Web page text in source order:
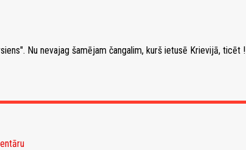
Nu nevajag šamējam čangalim, kurš ietusē Krievijā, ticēt !